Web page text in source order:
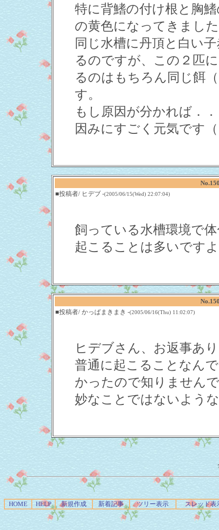
特に背鰭の付け根と胸
の黄色になってきまし
同じ水槽に丹頂と白い
るのですが、この２匹
るのはもちろん同じ餌
す。
もし原因が分かれば．
因みにすごく元気です
■投稿者/ ヒデブ -(2005/06/15(Wed) 22:07:04)
飼っている水槽環境で
起こることは多いです
■投稿者/ かっぱまきまき -(2005/06/16(Thu) 11:02:07)
ヒデブさん、お返事あ
普通に起こることなん
かったので知りません
妙なことではないよう
HOME HELP 新規作成 新着記事 ツリー表示 スレッド表